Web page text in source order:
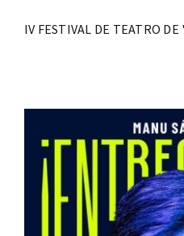
IV FESTIVAL DE TEATRO